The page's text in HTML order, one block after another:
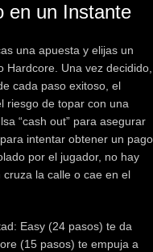
en un Instante
una apuesta y elijas un
Hardcore. Una vez decidido,
cada paso exitoso, el
riesgo de topar con una
“cash out” para asegurar
intentar obtener un pago
por el jugador, no hay
la calle o cae en el
Easy (24 pasos) te da
(15 pasos) te empuja a